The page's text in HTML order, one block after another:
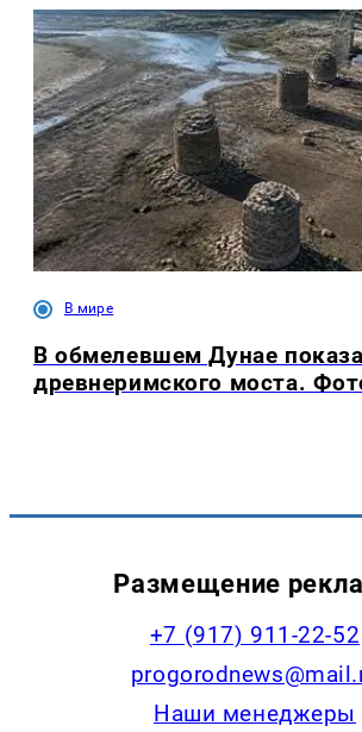
В мире
В обмелевшем Дунае
древнеримского моста.
Размещение
+7 (917) 911-22-52
Наши менеджеры